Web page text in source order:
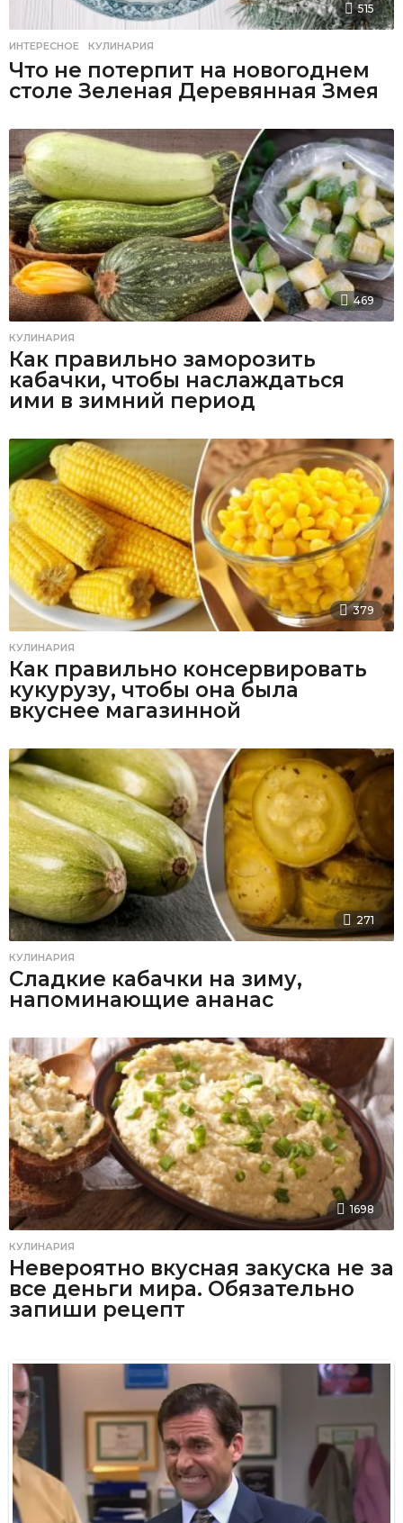
515
ИНТЕРЕСНОЕ ,КУЛИНАРИЯ
Что не потерпит на новогоднем
столе Зеленая Деревянная Змея
469
КУЛИНАРИЯ
Как правильно заморозить
кабачки, чтобы наслаждаться
ими в зимний период
379
КУЛИНАРИЯ
Как правильно консервировать
кукурузу, чтобы она была
вкуснее магазинной
271
КУЛИНАРИЯ
Сладкие кабачки на зиму,
напоминающие ананас
1698
КУЛИНАРИЯ
Невероятно вкусная закуска не за
все деньги мира. Обязательно
запиши рецепт